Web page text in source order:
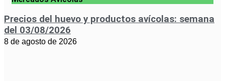
Precios del huevo y productos avícolas: semana
del 03/08/2026
8 de agosto de 2026